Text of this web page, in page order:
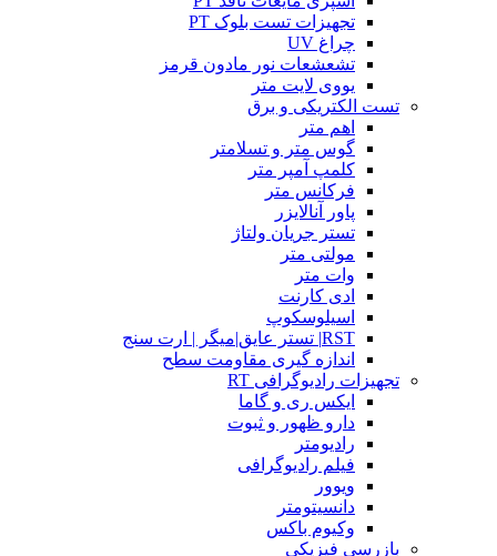
تجهیزات تست بلوک PT
چراغ UV
تشعشعات نور مادون قرمز
یووی لایت متر
تست الکتریکی و برق
اهم متر
گوس متر و تسلامتر
کلمپ آمپر متر
فرکانس متر
پاور آنالایزر
تستر جریان ولتاژ
مولتی متر
وات متر
ادی کارنت
اسیلوسکوپ
RST| تستر عایق|میگر | ارت سنج
اندازه گیری مقاومت سطح
تجهیزات رادیوگرافی RT
ایکس ری و گاما
دارو ظهور و ثبوت
رادیومتر
فیلم رادیوگرافی
ویوور
دانسیتومتر
وکیوم باکس
بازرسی فیزیکی